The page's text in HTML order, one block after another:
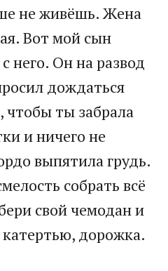
не живёшь. Жена
Вот мой сын
него. Он на развод
дождаться
чтобы ты забрала
и ничего не
выпятила грудь.
собрать всё
свой чемодан и
дорожка.